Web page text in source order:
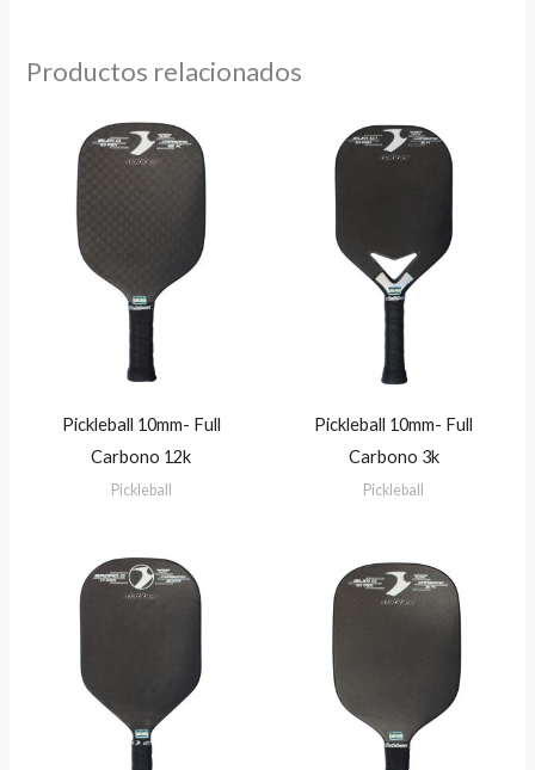
Productos relacionados
Pickleball 10mm- Full
Carbono 12k
Pickleball
Pickleball 10mm- Full
Carbono 3k
Pickleball